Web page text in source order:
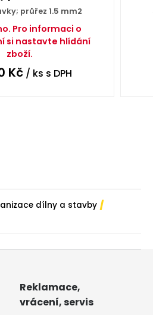
průřez 1.5 mm2
Pro informaci o
si nastavte hlídání
zboží.
Kč/ ks s DPH
dílny a stavby /
Reklamace,
vrácení, servis